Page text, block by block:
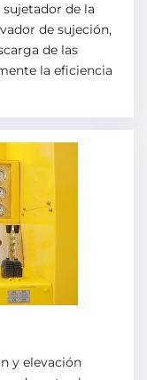
de la
de sujeción,
de las
la eficiencia
y elevación